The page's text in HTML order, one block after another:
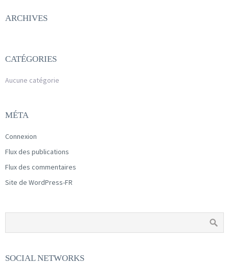
ARCHIVES
CATÉGORIES
Aucune catégorie
MÉTA
Connexion
Flux des publications
Flux des commentaires
Site de WordPress-FR
SOCIAL NETWORKS